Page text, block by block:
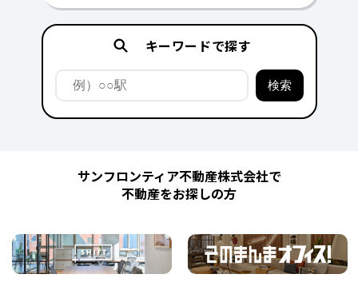
キーワードで探す
サンフロンティア不動産株式会社で
不動産をお探しの方